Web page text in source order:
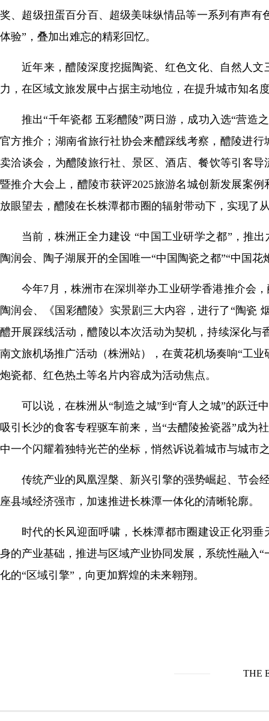
奖、超级扭蛋百分百、超级美味纵情品等一系列有声有
体验”，叠加出难忘的精彩回忆。
近年来，醴陵深度挖掘陶瓷、红色文化、自然人
力，在区域文旅发展中占据主动地位，在提升城市知名
推出“千年瓷都 五彩醴陵”两日游，成功入选“营造
官方推介；湖南省旅行社协会来醴踩线考察，醴陵进
卖洽谈会，为醴陵旅行社、景区、酒店、餐饮等引客
暨推介大会上，醴陵市获评2025旅游名城创新发展案
放眼望去，醴陵在长株潭都市圈的辐射带动下，实现了
当前，株洲正全力建设 “中国工业研学之都”，推
陶润会、陶子湖展开的全国唯一“中国陶瓷之都”“中国花
今年7月，株洲市在深圳举办工业研学香港推介会
陶润会、《国彩醴陵》实景剧三大内容，进行了“陶瓷
醴开展踩线活动，醴陵以本次活动为契机，持续深化与
南文旅机场推广活动（株洲站），在黄花机场奏响“工
炮瓷都、红色热土等名片内容成为活动焦点。
可以说，在株洲从“制造之城”到“育人之城”的跃迁
吸引长沙的食客专程驱车前来，当“去醴陵捡瓷器”成为
中一个闪耀着独特光芒的坐标，悄然诉说着城市与城市
传统产业的凤凰涅槃、新兴引擎的强势崛起、节会
座县域经济强市，加速推进长株潭一体化的清晰轮廓。
时代的长风迎面呼啸，长株潭都市圈建设正化羽
身的产业基础，推进与区域产业协同发展，系统性融入
化的“区域引擎”，向更加辉煌的未来翱翔。
THE